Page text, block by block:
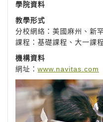
學院資料
教學形式
分校網絡：美國麻州、新
課程：基礎課程、大一課
機構資料
網址： www.navitas.com